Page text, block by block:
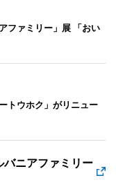
ファミリー」展 「おい
トウホク」がリニュー
バニアファミリー